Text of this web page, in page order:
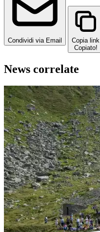
Condividi via Email
Copia link
Copiato!
News correlate